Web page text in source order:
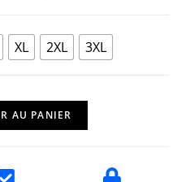
XL 2XL 3XL
AU PANIER